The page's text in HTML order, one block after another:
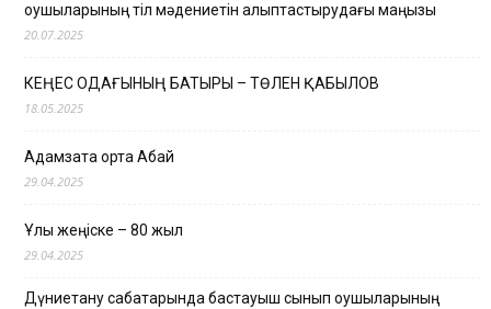
оқушыларының тіл мәдениетін қалыптастырудағы маңызы
20.07.2025
КЕҢЕС ОДАҒЫНЫҢ БАТЫРЫ – ТӨЛЕН ҚАБЫЛОВ
18.05.2025
Адамзатқа ортақ Абай
29.04.2025
Ұлы жеңіске – 80 жыл
29.04.2025
Дүниетану сабақтарында бастауыш сынып оқушыларының